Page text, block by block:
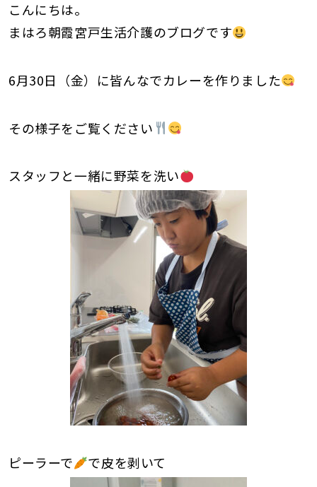
こんにちは。
まはろ朝霞宮戸生活介護のブログです
6月30日（金）に皆んなでカレーを作りました
その様子をご覧ください
スタッフと一緒に野菜を洗い
ピーラーで で皮を剥いて